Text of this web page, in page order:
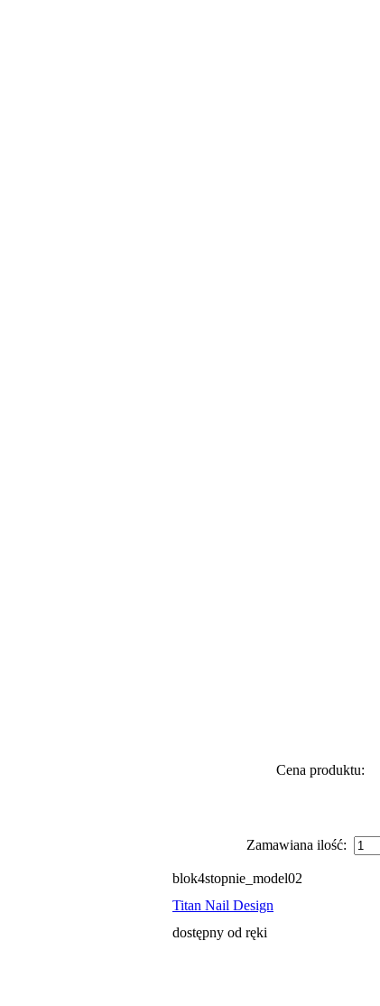
Cena produktu:
Zamawiana ilość:
blok4stopnie_model02
Titan Nail Design
dostępny od ręki